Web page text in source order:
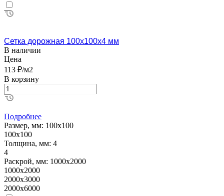
Сетка дорожная 100х100х4 мм
В наличии
Цена
113 ₽/м2
В корзину
Подробнее
Размер, мм: 100х100
100х100
Толщина, мм: 4
4
Раскрой, мм: 1000х2000
1000х2000
2000х3000
2000х6000